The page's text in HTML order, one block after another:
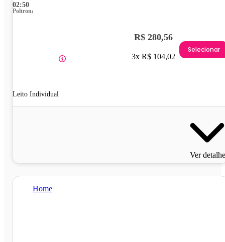
02:50
Poltrona
Leito Individual
R$ 280,56
3x R$ 104,02
Selecionar
Ver
Home